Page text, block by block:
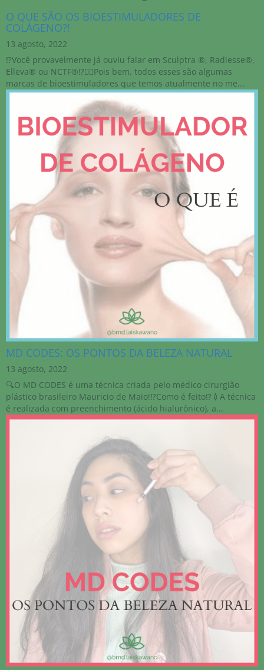
O QUE SÃO OS BIOESTIMULADORES DE
COLÁGENO?!
13 agosto, 2022
⁉️Você‎ provavelmente‎ já‎ ouviu‎ falar‎ em‎ Sculptra‎ ®️,‎ Radiesse®️,‎
Elleva®️‎ ou‎ NCTF®️⁉️⁣👉🏻Pois‎ bem,‎ todos‎ esses‎ são‎ algumas‎
marcas‎ de‎ bioestimuladores‎ que‎ temos‎ atualmente‎ no‎ me...
MD CODES: OS PONTOS DA BELEZA NATURAL
13 agosto, 2022
🔍O‎ MD‎ CODES‎ é‎ uma‎ técnica‎ criada‎ pelo‎ médico‎ cirurgião‎
plástico‎ brasileiro‎ Mauricio‎ de‎ Maio!⁣⁣⁉️Como‎ é‎ feito⁉️⁣💉A‎ técnica‎
é‎ realizada‎ com‎ preenchimento‎ (ácido‎ hialurônico),‎ a...